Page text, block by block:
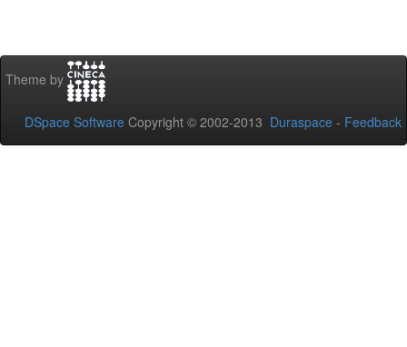
Theme by
DSpace Software Copyright © 2002-2013 Duraspace - Feedback